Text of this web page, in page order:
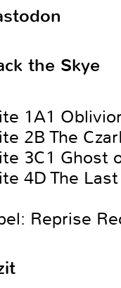
the Skye
1A1
2B The
3C1 Ghost
4D The
Reprise